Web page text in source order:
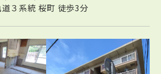
３系統 桜町 徒歩3分